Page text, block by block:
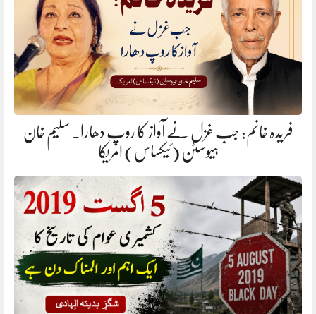
فریدہ خانم: جب غزل نے آواز کا روپ دھارا. سلیم خان
ہیوسٹن (ٹیکساس) امریکا